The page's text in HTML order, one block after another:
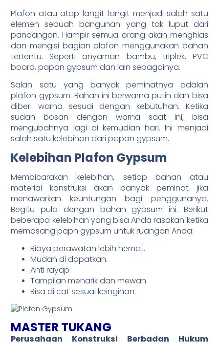
Plafon atau atap langit-langit menjadi salah satu
elemen sebuah bangunan yang tak luput dari
pandangan. Hampir semua orang akan menghias
dan mengisi bagian plafon menggunakan bahan
tertentu. Seperti anyaman bambu, triplek, PVC
board, papan gypsum dan lain sebagainya.
Salah satu yang banyak peminatnya adalah
plafon gypsum. Bahan ini berwarna putih dan bisa
diberi warna sesuai dengan kebutuhan. Ketika
sudah bosan dengan warna saat ini, bisa
mengubahnya lagi di kemudian hari. Ini menjadi
salah satu kelebihan dari papan gypsum.
Kelebihan Plafon Gypsum
Membicarakan kelebihan, setiap bahan atau
material konstruksi akan banyak peminat jika
menawarkan keuntungan bagi penggunanya.
Begitu pula dengan bahan gypsum ini. Berikut
beberapa kelebihan yang bisa Anda rasakan ketika
memasang papn gypsum untuk ruangan Anda:
Biaya perawatan lebih hemat.
Mudah di dapatkan.
Anti rayap.
Tampilan menarik dan mewah.
Bisa di cat sesuai keinginan.
MASTER TUKANG
Perusahaan Konstruksi Berbadan Hukum